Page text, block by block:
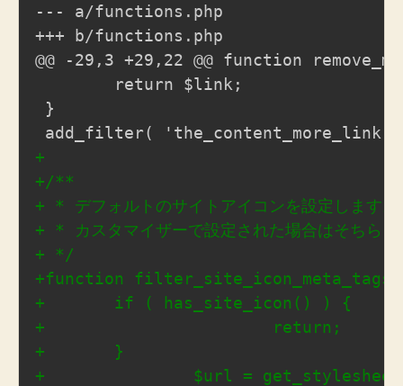
ル
ト
の
サ
ア
ン
を
表
す
る。
--- a/functions.php
+++ b/functions.php
+
+
+
+
+
+
+
+
+
+